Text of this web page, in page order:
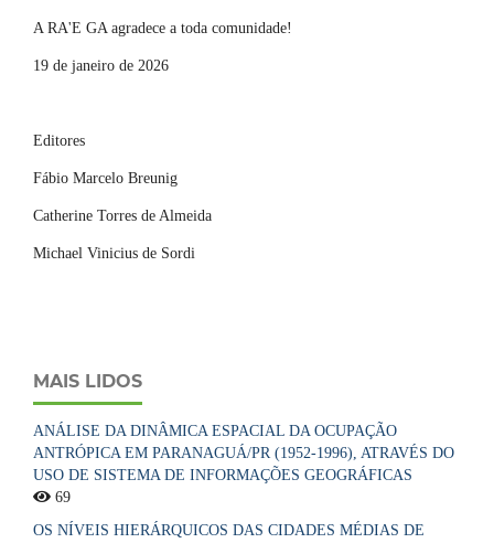
A RA'E GA agradece a toda comunidade!
19 de janeiro de 2026
Editores
Fábio Marcelo Breunig
Catherine Torres de Almeida
Michael Vinicius de Sordi
MAIS LIDOS
ANÁLISE DA DINÂMICA ESPACIAL DA OCUPAÇÃO
ANTRÓPICA EM PARANAGUÁ/PR (1952-1996), ATRAVÉS DO
USO DE SISTEMA DE INFORMAÇÕES GEOGRÁFICAS
69
OS NÍVEIS HIERÁRQUICOS DAS CIDADES MÉDIAS DE